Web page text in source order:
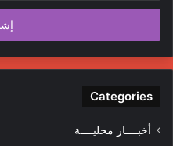
الإلكتروني
Categories
أخبــــار محليــــة